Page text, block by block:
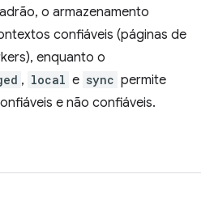
o armazenamento
confiáveis (páginas de
enquanto o
, local e sync permite
e não confiáveis.